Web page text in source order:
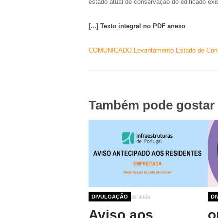
estado atual de conservação do edificado
[...] Texto integral no PDF anexo
COMUNICADO Levantamento Estado de
Também pode gostar
DIVULGAÇÃO
2 meses 3 semanas atrás
Aviso aos
4